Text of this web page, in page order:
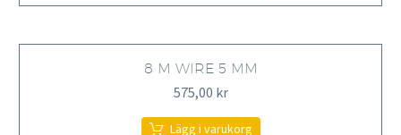
8 M WIRE 5 MM
575,00 kr
Lägg i varukorg